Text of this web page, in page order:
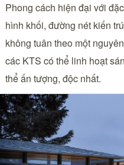
Phong cách hiện đại với
hình khối, đường nét kiến
không tuân theo một
các KTS có thể linh hoạt
thể ấn tượng, độc nhất.